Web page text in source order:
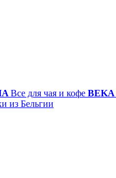
Все для чая и кофе BEKA
из Бельгии